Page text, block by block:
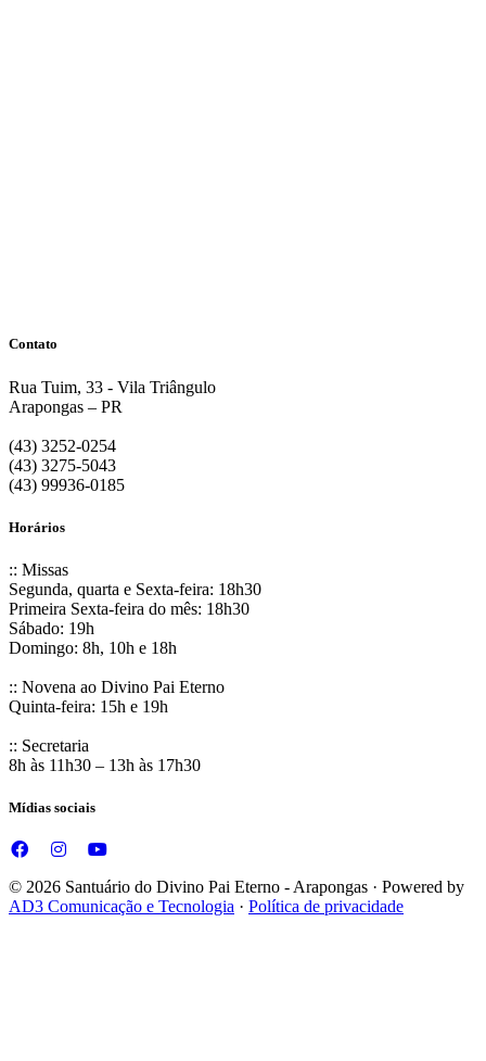
Contato
Rua Tuim, 33 - Vila Triângulo
Arapongas – PR
(43) 3252-0254
(43) 3275-5043
(43) 99936-0185
Horários
:: Missas
Segunda, quarta e Sexta-feira: 18h30
Primeira Sexta-feira do mês: 18h30
Sábado: 19h
Domingo: 8h, 10h e 18h
:: Novena ao Divino Pai Eterno
Quinta-feira: 15h e 19h
:: Secretaria
8h às 11h30 – 13h às 17h30
Mídias sociais
© 2026 Santuário do Divino Pai Eterno - Arapongas · Powered by
AD3 Comunicação e Tecnologia · Política de privacidade